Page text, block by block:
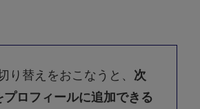
り替えをおこなうと、 次
ロフィールに追加できる